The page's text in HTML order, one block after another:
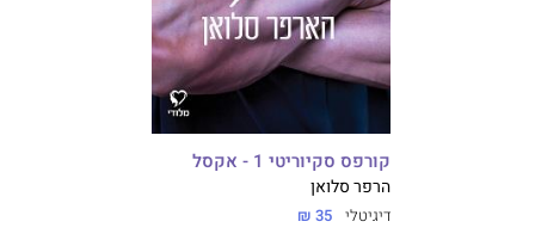
קורפס סקיוריטי 1 - אקסל
הרפר סלואן
דיגיטלי 35 ₪